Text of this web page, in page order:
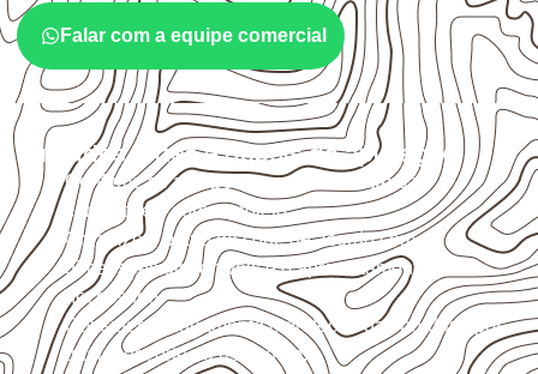
Falar com a equipe comercial
Cuidados antes e depois da aplicação
Confirme se a espessura e o formatosão
compatíveis com o projeto.
Organize o plano de corte de acordo com as
dimensões disponíveis e o aproveitamento
necessário.
Considere acabamento e proteção das bordas após
qualquer corte ou usinagem.